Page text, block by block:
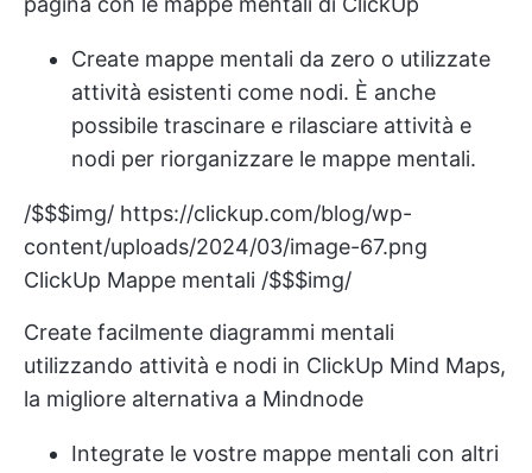
Create mappe mentali da zero o utilizzate
attività esistenti come nodi. È anche
possibile trascinare e rilasciare attività e
nodi per riorganizzare le mappe mentali.
/$$$img/ https://clickup.com/blog/wp-
content/uploads/2024/03/image-67.png
ClickUp Mappe mentali /$$$img/
Create facilmente diagrammi mentali
utilizzando attività e nodi in ClickUp Mind Maps,
la migliore alternativa a Mindnode
Integrate le vostre mappe mentali con altri